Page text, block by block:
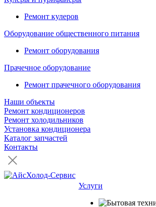
Ремонт кулеров
Оборудование общественного питания
Ремонт оборудования
Прачечное оборудование
Ремонт прачечного оборудования
Наши объекты
Ремонт кондиционеров
Ремонт холодильников
Установка кондиционера
Каталог запчастей
Контакты
Услуги